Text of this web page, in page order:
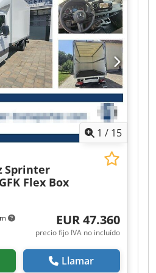
1 / 15
Sprinter
Flex Box
EUR 47.360
precio fijo IVA no incluído
Llamar